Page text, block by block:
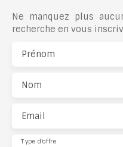
Ne manquez plus
recherche en vous
Prénom
Nom
Email
Type d'offre